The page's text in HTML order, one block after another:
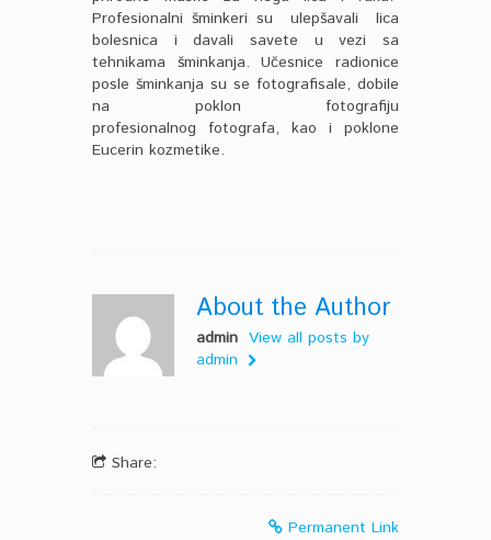
Profesionalni šminkeri su ulepšavali lica
bolesnica i davali savete u vezi sa
tehnikama šminkanja. Učesnice radionice
posle šminkanja su se fotografisale, dobile
na poklon fotografiju
profesionalnog fotografa, kao i poklone
Eucerin kozmetike.
About the Author
admin View all posts by
admin
Share:
Permanent Link